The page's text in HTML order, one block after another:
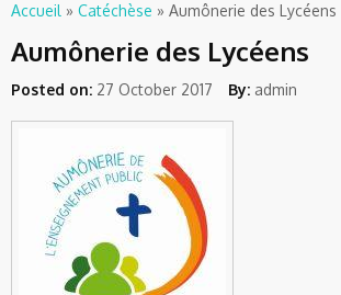
Vous êtes ici
Accueil » Catéchèse » Aumônerie des Lycéens
Aumônerie des Lycéens
Posted on: 27 October 2017 By: admin